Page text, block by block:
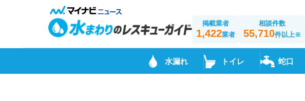
掲載業者
1,422業者
相談件数
55,710件以上※
水漏れ トイレ 蛇口